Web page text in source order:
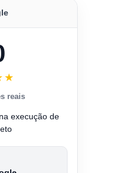
reais
execução de